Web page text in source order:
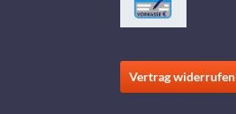
Vertrag widerrufen